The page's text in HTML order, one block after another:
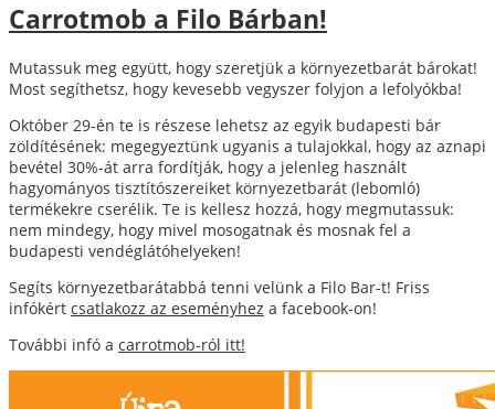
Carrotmob a Filo Bárban!
Mutassuk meg együtt, hogy szeretjük a környezetbarát bárokat!
Most segíthetsz, hogy kevesebb vegyszer folyjon a lefolyókba!
Október 29-én te is részese lehetsz az egyik budapesti bár
zöldítésének: megegyeztünk ugyanis a tulajokkal, hogy az aznapi
bevétel 30%-át arra fordítják, hogy a jelenleg használt
hagyományos tisztítószereiket környezetbarát (lebomló)
termékekre cserélik. Te is kellesz hozzá, hogy megmutassuk:
nem mindegy, hogy mivel mosogatnak és mosnak fel a
budapesti vendéglátóhelyeken!
Segíts környezetbarátabbá tenni velünk a Filo Bar-t! Friss
infókért csatlakozz az eseményhez a facebook-on!
További infó a carrotmob-ról itt!